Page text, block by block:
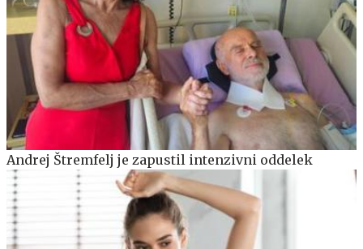
Andrej Štremfelj je zapustil intenzivni oddelek